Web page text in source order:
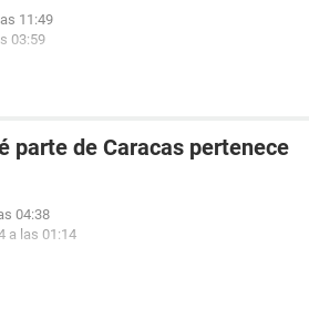
11:49
03:59
parte de Caracas pertenece
04:38
a las 01:14